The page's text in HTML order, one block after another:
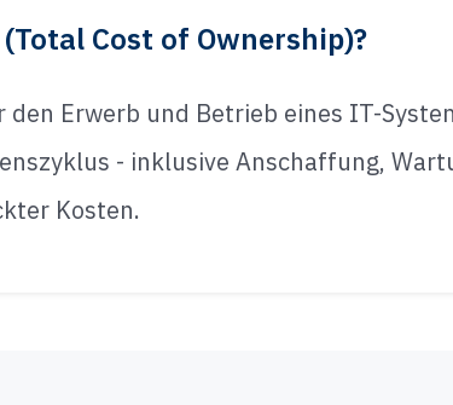
(Total Cost of Ownership)?
den Erwerb und Betrieb eines IT-
- inklusive Anschaffung,
Kosten.